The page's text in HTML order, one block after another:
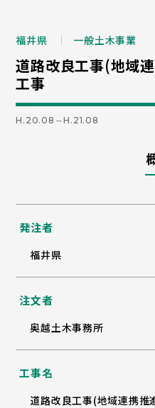
福井県 一般土木事業
道路改良工事(地域
工事
H.20.08～H.21.08
発注者
福井県
注文者
奥越土木事務所
工事名
道路改良工事(地域連携推